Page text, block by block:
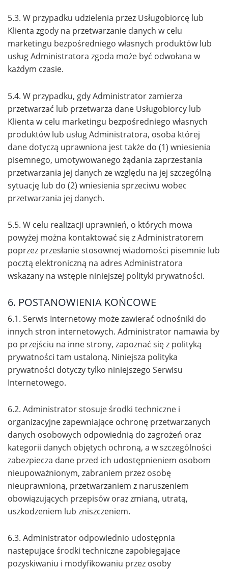
5.3. W przypadku udzielenia przez Usługobiorcę lub
Klienta zgody na przetwarzanie danych w celu
marketingu bezpośredniego własnych produktów lub
usług Administratora zgoda może być odwołana w
każdym czasie.
5.4. W przypadku, gdy Administrator zamierza
przetwarzać lub przetwarza dane Usługobiorcy lub
Klienta w celu marketingu bezpośredniego własnych
produktów lub usług Administratora, osoba której
dane dotyczą uprawniona jest także do (1) wniesienia
pisemnego, umotywowanego żądania zaprzestania
przetwarzania jej danych ze względu na jej szczególną
sytuację lub do (2) wniesienia sprzeciwu wobec
przetwarzania jej danych.
5.5. W celu realizacji uprawnień, o których mowa
powyżej można kontaktować się z Administratorem
poprzez przesłanie stosownej wiadomości pisemnie lub
pocztą elektroniczną na adres Administratora
wskazany na wstępie niniejszej polityki prywatności.
6. POSTANOWIENIA KOŃCOWE
6.1. Serwis Internetowy może zawierać odnośniki do
innych stron internetowych. Administrator namawia by
po przejściu na inne strony, zapoznać się z polityką
prywatności tam ustaloną. Niniejsza polityka
prywatności dotyczy tylko niniejszego Serwisu
Internetowego.
6.2. Administrator stosuje środki techniczne i
organizacyjne zapewniające ochronę przetwarzanych
danych osobowych odpowiednią do zagrożeń oraz
kategorii danych objętych ochroną, a w szczególności
zabezpiecza dane przed ich udostępnieniem osobom
nieupoważnionym, zabraniem przez osobę
nieuprawnioną, przetwarzaniem z naruszeniem
obowiązujących przepisów oraz zmianą, utratą,
uszkodzeniem lub zniszczeniem.
6.3. Administrator odpowiednio udostępnia
następujące środki techniczne zapobiegające
pozyskiwaniu i modyfikowaniu przez osoby